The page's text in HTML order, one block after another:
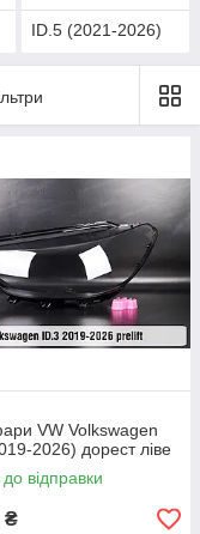
ID.5 (2021-2026)
VW Volkswagen
2026) дорест ліве
відправки
₴